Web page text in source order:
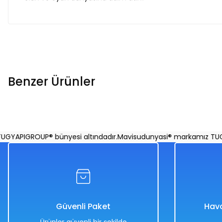
Benzer Ürünler
Uzaktan Kumandalı Desenli Yarış Arabası 1:16 Ölçekli 25 Cm
1.998,00 TL
bünyesi altındadır.Mavisudunyasi® markamız
Güvenli Paket